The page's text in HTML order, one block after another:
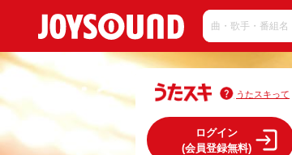
うたスキって
ログイン
(会員登録無料)